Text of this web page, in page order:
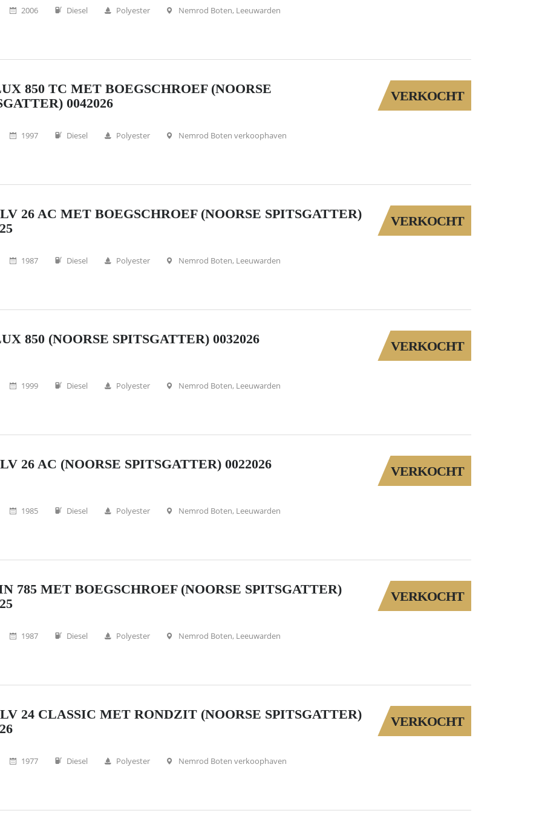
2006 Diesel Polyester Nemrod Boten, Leeuwarden
VERKOCHT
850 TC MET BOEGSCHROEF (NOORSE
0042026
1997 Diesel Polyester Nemrod Boten verkoophaven
VERKOCHT
26 AC MET BOEGSCHROEF (NOORSE SPITSGATTER)
1987 Diesel Polyester Nemrod Boten, Leeuwarden
VERKOCHT
850 (NOORSE SPITSGATTER) 0032026
1999 Diesel Polyester Nemrod Boten, Leeuwarden
VERKOCHT
26 AC (NOORSE SPITSGATTER) 0022026
1985 Diesel Polyester Nemrod Boten, Leeuwarden
VERKOCHT
785 MET BOEGSCHROEF (NOORSE SPITSGATTER)
1987 Diesel Polyester Nemrod Boten, Leeuwarden
VERKOCHT
24 CLASSIC MET RONDZIT (NOORSE SPITSGATTER)
1977 Diesel Polyester Nemrod Boten verkoophaven